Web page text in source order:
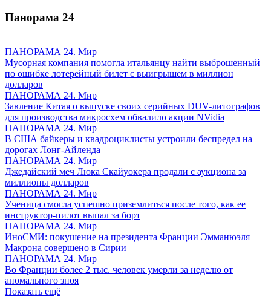
Панорама 24
ПАНОРАМА 24. Мир
Мусорная компания помогла итальянцу найти выброшенный
по ошибке лотерейный билет с выигрышем в миллион
долларов
ПАНОРАМА 24. Мир
Завление Китая о выпуске своих серийных DUV-литографов
для производства микросхем обвалило акции NVidia
ПАНОРАМА 24. Мир
В США байкеры и квадроциклисты устроили беспредел на
дорогах Лонг-Айленда
ПАНОРАМА 24. Мир
Джедайский меч Люка Скайуокера продали с аукциона за
миллионы долларов
ПАНОРАМА 24. Мир
Ученица смогла успешно приземлиться после того, как ее
инструктор-пилот выпал за борт
ПАНОРАМА 24. Мир
ИноСМИ: покушение на президента Франции Эмманюэля
Макрона совершено в Сирии
ПАНОРАМА 24. Мир
Во Франции более 2 тыс. человек умерли за неделю от
аномального зноя
Показать ещё